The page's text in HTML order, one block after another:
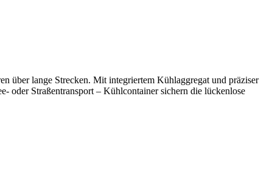
über lange Strecken. Mit integriertem Kühlaggregat und präziser
oder Straßentransport – Kühlcontainer sichern die lückenlose